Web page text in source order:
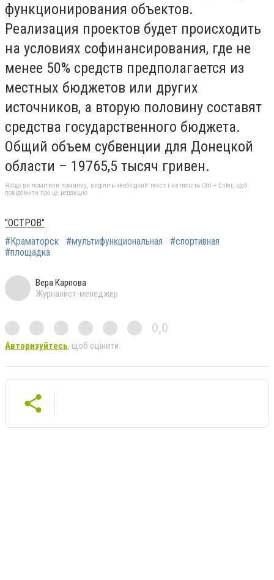
функционирования объектов.
Реализация проектов будет происходить
на условиях софинансирования, где не
менее 50% средств предполагается из
местных бюджетов или других
источников, а вторую половину составят
средства государственного бюджета.
Общий объем субвенции для Донецкой
области – 19765,5 тысяч гривен.
Якщо ви помітили помилку, виділіть необхідний текст і натисніть Ctrl + Enter, щоб
повідомити про це редакцію
"ОСТРОВ"
#Краматорск
#мультифункциональная
#спортивная
#площадка
Вера Карпова
Журналист-менеджер
0,0
Авторизуйтесь, щоб оцінити